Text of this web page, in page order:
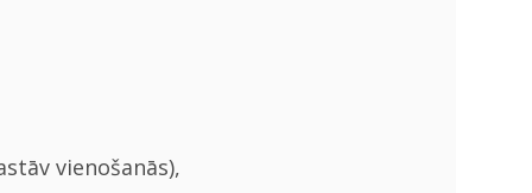
vienošanās),